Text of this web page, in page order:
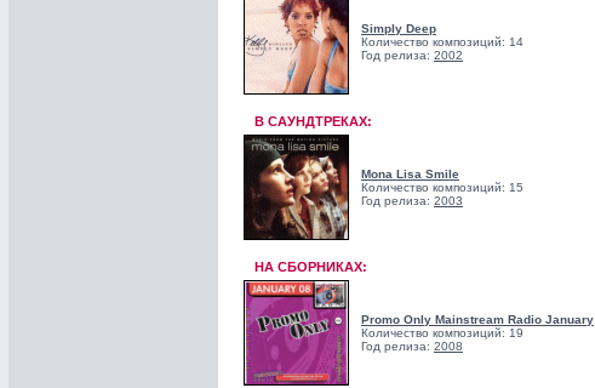
Simply Deep
Количество композиций: 14
Год релиза: 2002
В САУНДТРЕКАХ:
Mona Lisa Smile
Количество композиций: 15
Год релиза: 2003
НА СБОРНИКАХ:
Promo Only Mainstream Radio January
Количество композиций: 19
Год релиза: 2008